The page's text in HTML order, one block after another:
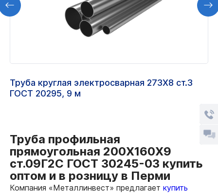
Труба круглая электросварная 273Х8 ст.3
ГОСТ 20295, 9 м
Труба профильная
прямоугольная 200Х160Х9
ст.09Г2С ГОСТ 30245-03 купить
оптом и в розницу в Перми
Компания «Металлинвест» предлагает купить